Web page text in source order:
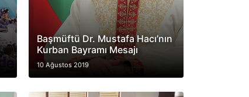
Başmüftü Dr. Mustafa Hacı’nın
Kurban Bayramı Mesajı
10 Ağustos 2019